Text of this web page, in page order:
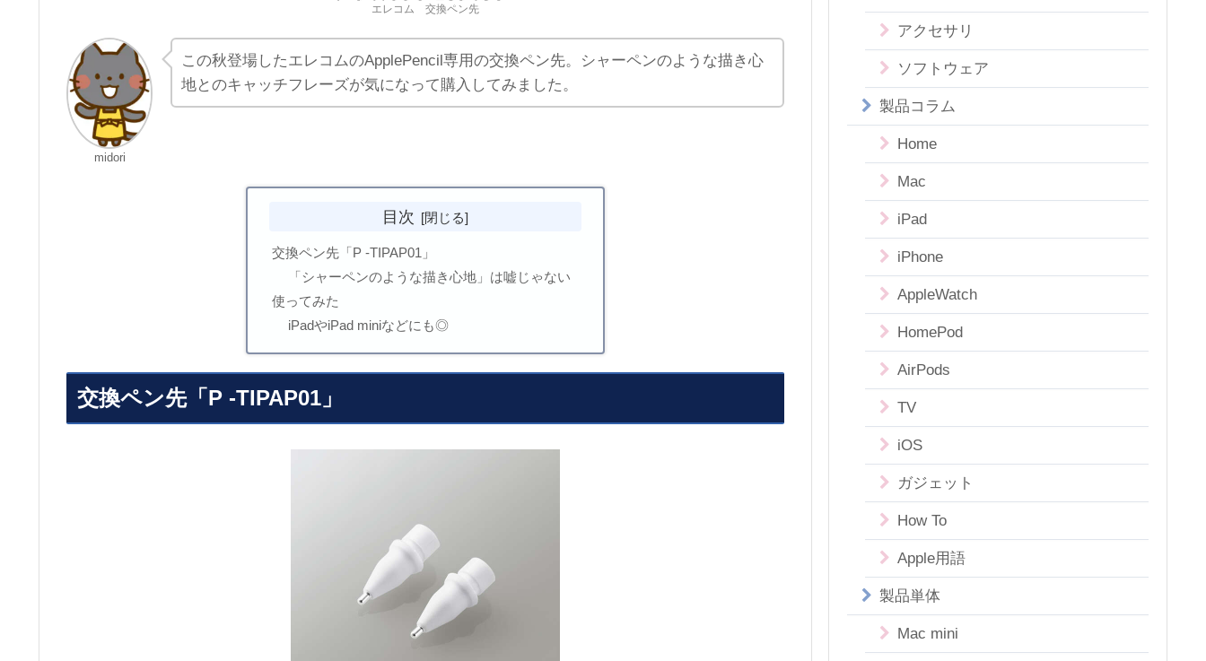
エレコム 交換ペン先
midori
この秋登場したエレコムのApplePencil専用の交換ペン先。シャーペンのような描き心
地とのキャッチフレーズが気になって購入してみました。
目次
交換ペン先「P -TIPAP01」
「シャーペンのような描き心地」は嘘じゃない
使ってみた
iPadやiPad miniなどにも◎
交換ペン先「P -TIPAP01」
アクセサリ
ソフトウェア
製品コラム
Home
Mac
iPad
iPhone
AppleWatch
HomePod
AirPods
TV
iOS
ガジェット
How To
Apple用語
製品単体
Mac mini